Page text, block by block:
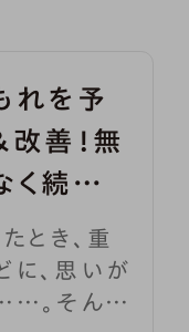
れを予
改善！無
く続ける
底筋の
方
とき、重
に、思いが
。そんな